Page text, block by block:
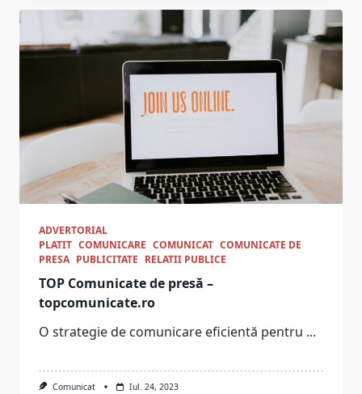
ADVERTORIAL
PLATIT COMUNICARE COMUNICAT COMUNICATE DE
PRESA PUBLICITATE RELATII PUBLICE
TOP Comunicate de presă –
topcomunicate.ro
O strategie de comunicare eficientă pentru ...
Comunicat Iul. 24, 2023